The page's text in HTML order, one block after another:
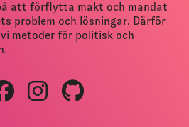
att förflytta makt och mandat
problem och lösningar. Därför
metoder för politisk och